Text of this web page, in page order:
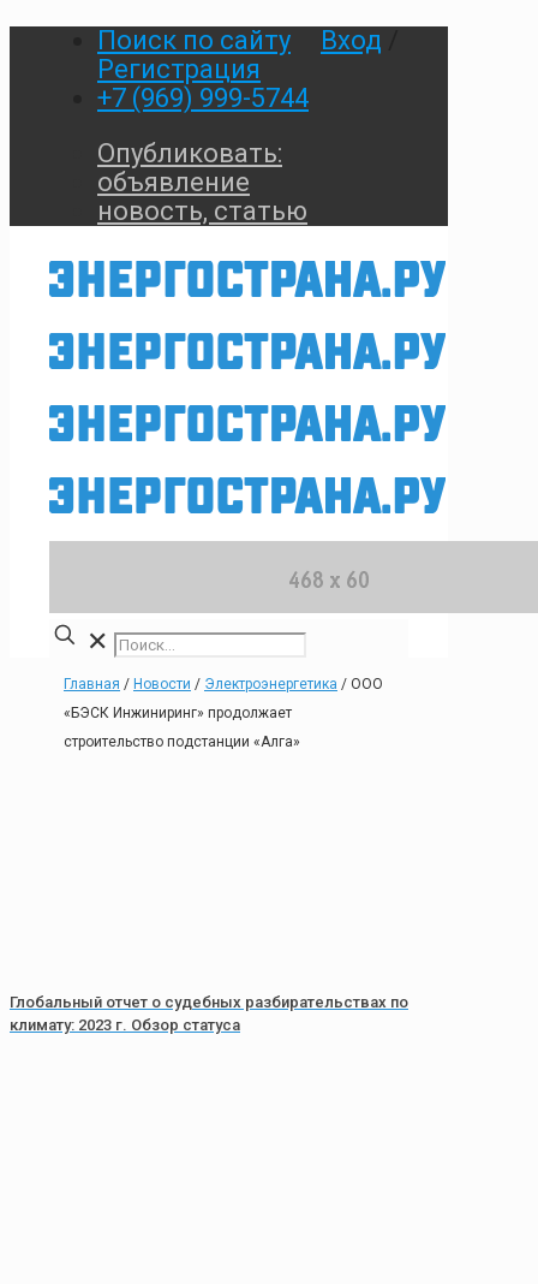
Поиск по сайту Вход
Регистрация
+7 (969) 999-5744
Опубликовать:
объявление
новость, статью
✕
Главная / Новости / Электроэнергетика / ООО
«БЭСК Инжиниринг» продолжает
строительство подстанции «Алга»
Глобальный отчет о судебных разбирательствах по
климату: 2023 г. Обзор статуса